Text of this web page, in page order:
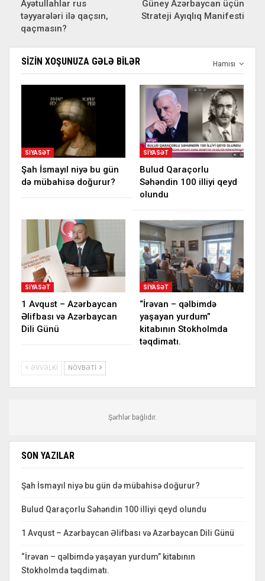
Ayətullahlar rus
təyyarələri ilə qaçsın,
qaçmasın?
Güney Azərbaycan üçün
Strateji Ayıqlıq Manifesti
Hamısı
SIZIN XOŞUNUZA GƏLƏ BILƏR
SIYASƏT
Şah İsmayıl niyə bu gün
də mübahisə doğurur?
SIYASƏT
Bulud Qaraçorlu
Səhəndin 100 illiyi qeyd
olundu
SIYASƏT
1 Avqust – Azərbaycan
Əlifbası və Azərbaycan
Dili Günü
SIYASƏT
“İrəvan – qəlbimdə
yaşayan yurdum”
kitabının Stokholmda
təqdimatı.
ƏVVƏLKI NÖVBƏTI
Şərhlər bağlıdır.
SON YAZILAR
Şah İsmayıl niyə bu gün də mübahisə doğurur?
Bulud Qaraçorlu Səhəndin 100 illiyi qeyd olundu
1 Avqust – Azərbaycan Əlifbası və Azərbaycan Dili Günü
“İrəvan – qəlbimdə yaşayan yurdum” kitabının
Stokholmda təqdimatı.